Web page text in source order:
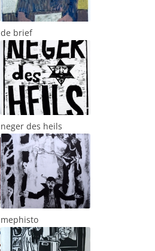
de brief
neger des heils
mephisto